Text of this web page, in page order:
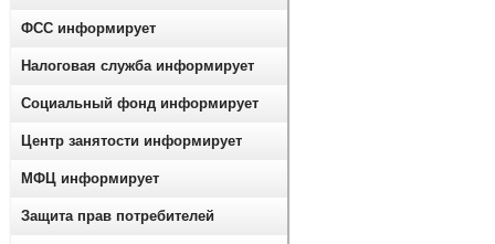
ФСС информирует
Налоговая служба информирует
Социальный фонд информирует
Центр занятости информирует
МФЦ информирует
Защита прав потребителей